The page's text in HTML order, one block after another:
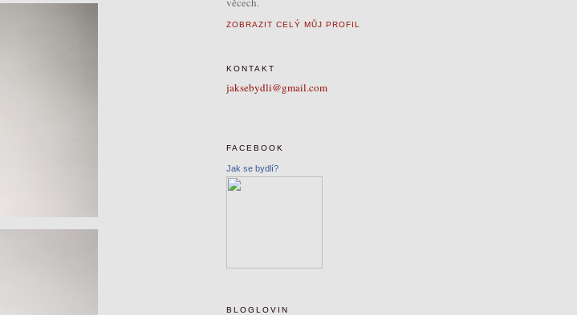
ZOBRAZIT CELÝ MŮJ PROFIL
KONTAKT
jaksebydli@gmail.com
FACEBOOK
Jak se bydlí?
BLOGLOVIN